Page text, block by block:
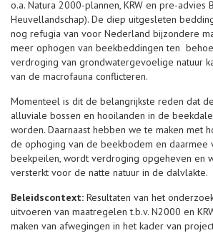
o.a. Natura 2000-plannen, KRW en pre-advies
Heuvellandschap). De diep uitgesleten
nog refugia van voor Nederland bijzondere
meer ophogen van beekbeddingen ten
verdroging van grondwatergevoelige natuur
van de macrofauna conflicteren.
Momenteel is dit de belangrijkste reden dat
alluviale bossen en hooilanden in de
worden. Daarnaast hebben we te maken met
de ophoging van de beekbodem en daarmee
beekpeilen, wordt verdroging opgeheven en
versterkt voor de natte natuur in de dalvlakte.
Beleidscontext: Resultaten van het
uitvoeren van maatregelen t.b.v. N2000 en
maken van afwegingen in het kader van